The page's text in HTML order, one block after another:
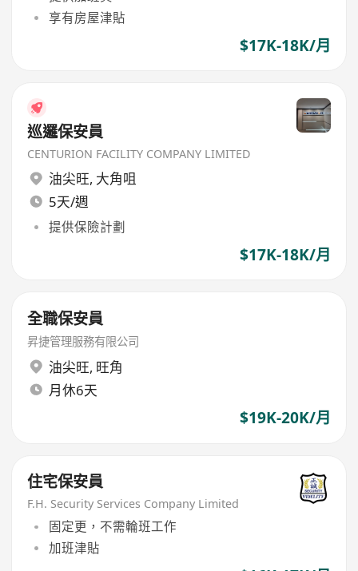
享有房屋津貼
$17K-18K/月
巡邏保安員
CENTURION FACILITY COMPANY LIMITED
油尖旺, 大角咀
5天/週
提供保險計劃
$17K-18K/月
全職保安員
昇捷管理服務有限公司
油尖旺, 旺角
月休6天
$19K-20K/月
住宅保安員
F.H. Security Services Company Limited
固定更，不需輪班工作
加班津貼